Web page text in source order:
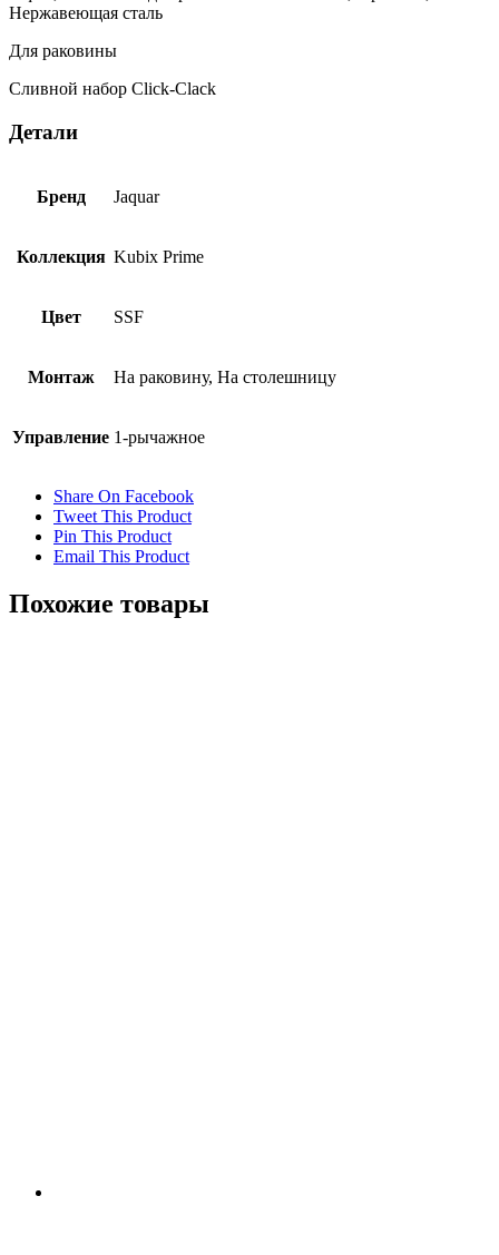
KUP-
SSF-
35011BPMCLW
Нержавеющая сталь
Для раковины
Сливной набор Click-Clack
Детали
Бренд Jaquar
Коллекция Kubix Prime
Цвет SSF
Монтаж На раковину, На столешницу
Управление 1-рычажное
Share On Facebook
Tweet This Product
Pin This Product
Email This Product
Похожие товары